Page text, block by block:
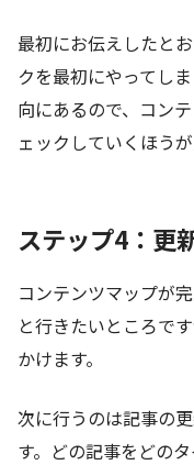
最初にお伝えしたと
クを最初にやってし
向にあるので、コン
ェックしていくほう
ステップ4：更
コンテンツマップが
と行きたいところで
かけます。
次に行うのは記事の
す。どの記事をどの